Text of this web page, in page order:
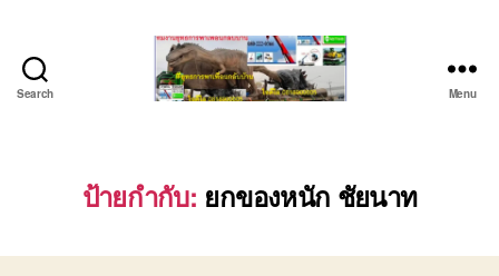
Search
เครื่องจักร
ระยอง
(บริษัท
Menu
ป้ายกำกับ: ยกของหนัก ชัยนาท